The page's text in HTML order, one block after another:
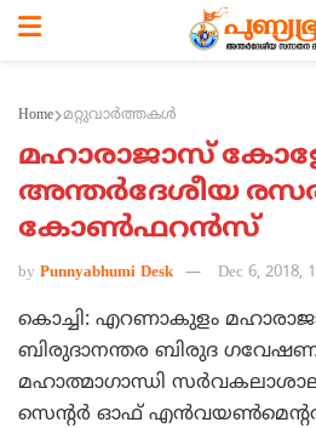
Home മറ്റുവാര്‍ത്തകള്‍
മഹാരാജാസ്
അന്തര്‍ദേശീയ
കോണ്‍ഫറന്‍സ്
by Punnyabhumi Desk Dec 6, 2018,
കൊച്ചി: എറണാകുളം
ബിരുദാനന്തര ബിരുദ ഗവേഷണ
മഹാത്മാഗാന്ധി
സെന്റര്‍ ഓഫ്